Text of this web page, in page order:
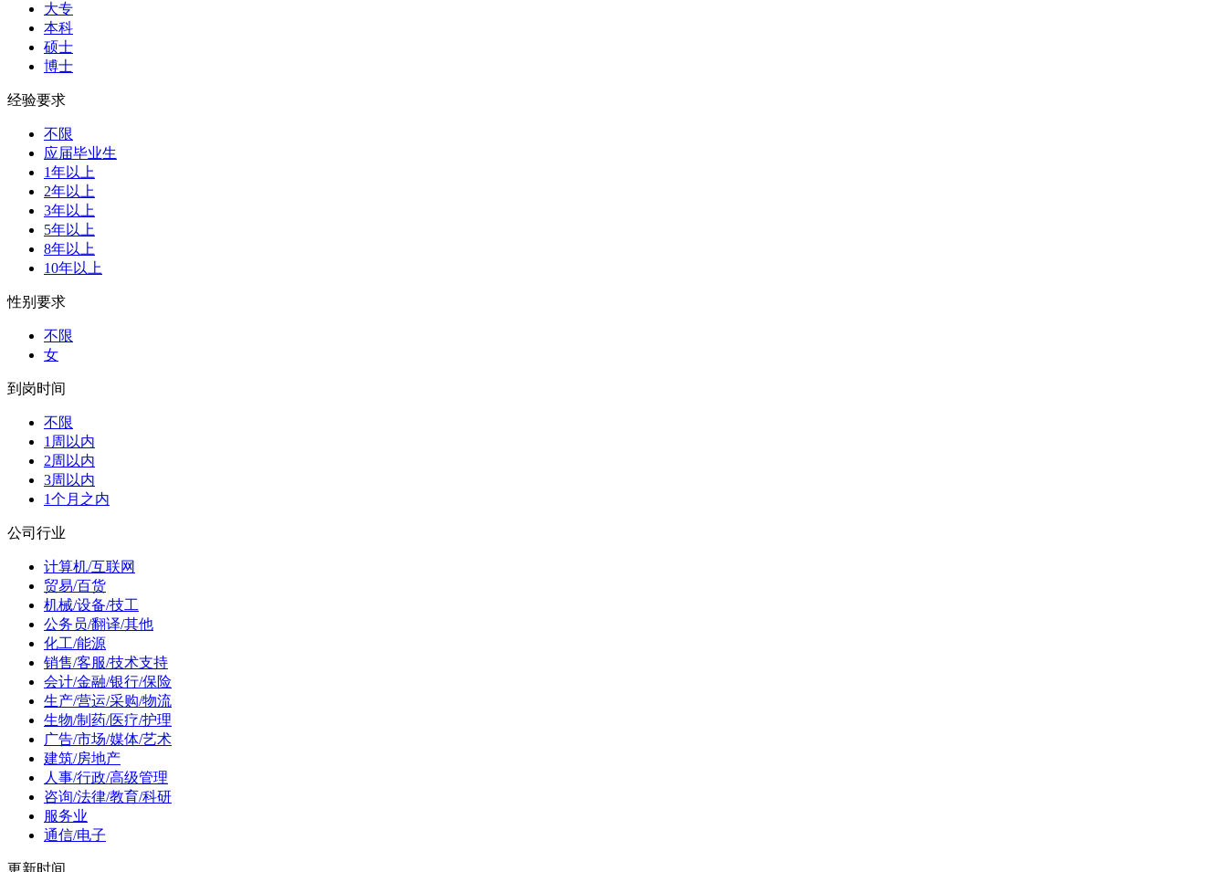
大专
本科
硕士
博士
经验要求
不限
应届毕业生
1年以上
2年以上
3年以上
5年以上
8年以上
10年以上
性别要求
不限
女
到岗时间
不限
1周以内
2周以内
3周以内
1个月之内
公司行业
计算机/互联网
贸易/百货
机械/设备/技工
公务员/翻译/其他
化工/能源
销售/客服/技术支持
会计/金融/银行/保险
生产/营运/采购/物流
生物/制药/医疗/护理
广告/市场/媒体/艺术
建筑/房地产
人事/行政/高级管理
咨询/法律/教育/科研
服务业
通信/电子
更新时间